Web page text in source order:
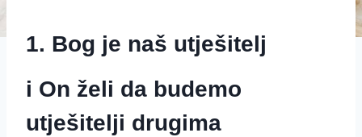
1. Bog je naš utješitelj
i On želi da budemo
utješitelji drugima